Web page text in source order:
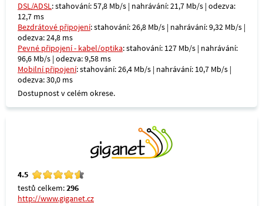
DSL/ADSL: stahování: 57,8 Mb/s | nahrávání: 21,7 Mb/s | odezva:
12,7 ms
Bezdrátové připojení: stahování: 26,8 Mb/s | nahrávání: 9,32 Mb/s |
odezva: 24,8 ms
Pevné připojení - kabel/optika: stahování: 127 Mb/s | nahrávání:
96,6 Mb/s | odezva: 9,58 ms
Mobilní připojení: stahování: 26,4 Mb/s | nahrávání: 10,7 Mb/s |
odezva: 30,0 ms
Dostupnost v celém okrese.
4.5
testů celkem:296
http://www.giganet.cz